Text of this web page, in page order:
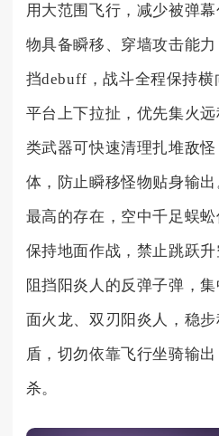
用大范围飞行，减少被弹
物具备瞬移、穿墙攻击能
挡debuff，战斗全程保持
平台上下拉扯，优先集火
类武器可快速清理扎堆敌
体，防止瞬移怪物贴身输
最高的存在，空中千足蜈
保持地面作战，禁止跳跃
阻挡阳炎人的反弹子弹，
面火龙、双刃阳炎人，稳
盾，切勿依靠飞行坐骑输
杀。